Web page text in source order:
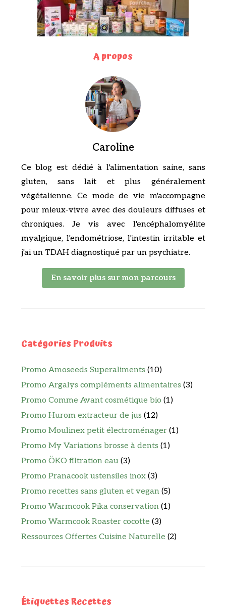
A propos
Caroline
Ce blog est dédié à l'alimentation saine, sans
gluten, sans lait et plus généralement
végétalienne. Ce mode de vie m'accompagne
pour mieux-vivre avec des douleurs diffuses et
chroniques. Je vis avec l'encéphalomyélite
myalgique, l'endométriose, l'intestin irritable et
j'ai un TDAH diagnostiqué par un psychiatre.
En savoir plus sur mon parcours
Catégories Produits
Promo Amoseeds Superaliments (10)
Promo Argalys compléments alimentaires (3)
Promo Comme Avant cosmétique bio (1)
Promo Hurom extracteur de jus (12)
Promo Moulinex petit électroménager (1)
Promo My Variations brosse à dents (1)
Promo ÖKO filtration eau (3)
Promo Pranacook ustensiles inox (3)
Promo recettes sans gluten et vegan (5)
Promo Warmcook Pika conservation (1)
Promo Warmcook Roaster cocotte (3)
Ressources Offertes Cuisine Naturelle (2)
Étiquettes Recettes